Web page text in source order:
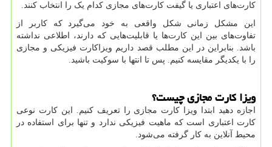
کارت‌های اعتباری یا گیفت کارت‌های مجازی کدام یک را انتخاب کنند.
این مشکل زمانی شکل واقعی به خود می‌گیرد که کاربر از
تفاوت‌های بین این کارت‌ها یا قابلیت‌هایی که دارند، اطلاعی نداشته
باشد. بنابراین در این مطلب قصد داریم ویزاکارت فیزیکی و مجازی
را با یکدیگر مقایسه کنیم. پس تا انتها با سوکیت باشید.
ویزا کارت مجازی چیست؟
اجازه دهید ابتدا ویزا کارت مجازی را تعریف کنیم. این کارت نوعی
کارت اعتباری است که ماهیت فیزیکی ندارد و تنها برای استفاده در
محیط آنلاین به کار گرفته می‌شود.